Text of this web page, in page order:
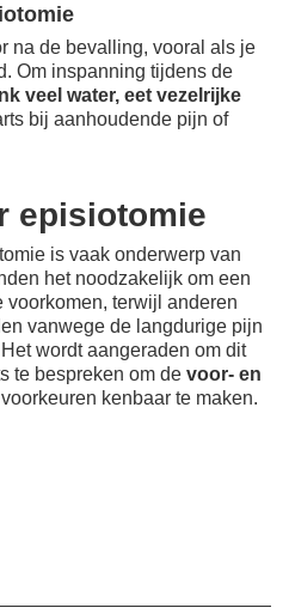
na de bevalling, vooral als je
Om inspanning tijdens de
veel water, eet vezelrijke
bij aanhoudende pijn of
episiotomie
is vaak onderwerp van
het noodzakelijk om een
terwijl anderen
vanwege de langdurige pijn
wordt aangeraden om dit
te bespreken om de voor- en
kenbaar te maken.